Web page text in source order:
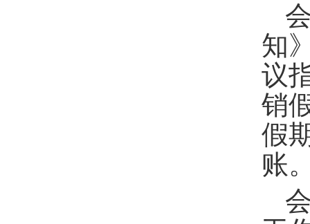
知
议
销
假
账